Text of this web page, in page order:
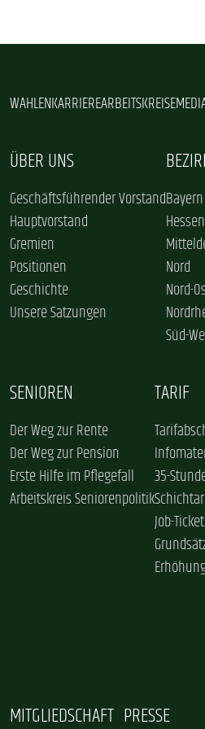
WAHLENKARRIEREARBEITSKREISE
ÜBER UNS
Geschäftsführender Vorstand
Hauptvorstand
Gremien
Positionen
Geschichte
Unsere Satzungen
Bayern
Nord
Nord-
Süd-
SENIOREN
Der Weg zur Rente
Der Weg zur Pension
Erste Hilfe im Pflegefall
Arbeitskreis Seniorenpolitik
TARIF
35-
Job-
MITGLIEDSCHAFT PRESSE